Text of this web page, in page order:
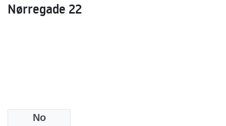
Nørregade 22
No